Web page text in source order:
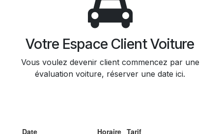
Votre Espace Client Voiture
Vous voulez devenir client commencez par une
évaluation voiture, réserver une date ici.